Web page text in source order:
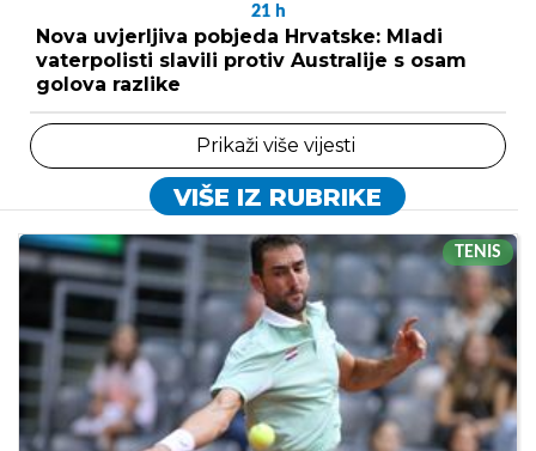
21 h
Nova uvjerljiva pobjeda Hrvatske: Mladi
vaterpolisti slavili protiv Australije s osam
golova razlike
Prikaži više vijesti
VIŠE IZ RUBRIKE
TENIS